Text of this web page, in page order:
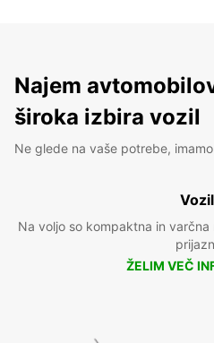
Najem
široka izbira vozil
Ne glede na vaše potrebe,
Na voljo so kompaktna in
ŽELIM VEČ